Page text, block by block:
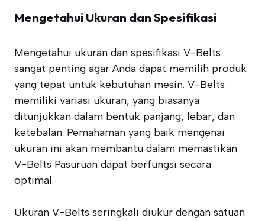
Mengetahui Ukuran dan Spesifikasi
Mengetahui ukuran dan spesifikasi V-Belts
sangat penting agar Anda dapat memilih produk
yang tepat untuk kebutuhan mesin. V-Belts
memiliki variasi ukuran, yang biasanya
ditunjukkan dalam bentuk panjang, lebar, dan
ketebalan. Pemahaman yang baik mengenai
ukuran ini akan membantu dalam memastikan
V-Belts Pasuruan dapat berfungsi secara
optimal.
Ukuran V-Belts seringkali diukur dengan satuan